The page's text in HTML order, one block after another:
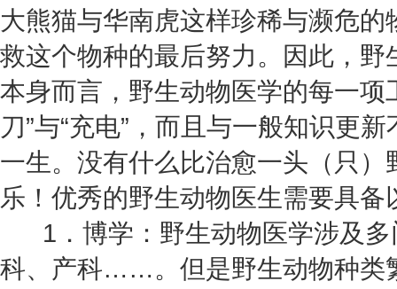
大熊猫与华南虎这样珍稀与濒危
救这个物种的最后努力。因此，
本身而言，野生动物医学的每一
刀”与“充电”，而且与一般知识更
一生。没有什么比治愈一头（只
乐！优秀的野生动物医生需要具备
1．博学：野生动物医学涉及多
科、产科……。但是野生动物种类